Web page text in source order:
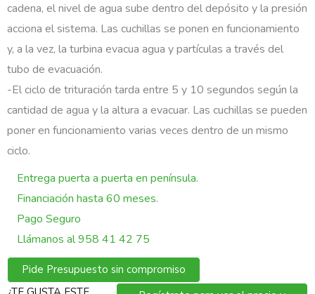
cadena, el nivel de agua sube dentro del depósito y la presión
acciona el sistema. Las cuchillas se ponen en funcionamiento
y, a la vez, la turbina evacua agua y partículas a través del
tubo de evacuación.
-El ciclo de trituración tarda entre 5 y 10 segundos según la
cantidad de agua y la altura a evacuar. Las cuchillas se pueden
poner en funcionamiento varias veces dentro de un mismo
ciclo.
Entrega puerta a puerta en península.
Financiación hasta 60 meses.
Pago Seguro
Llámanos al 958 41 42 75
Pide Presupuesto sin compromiso